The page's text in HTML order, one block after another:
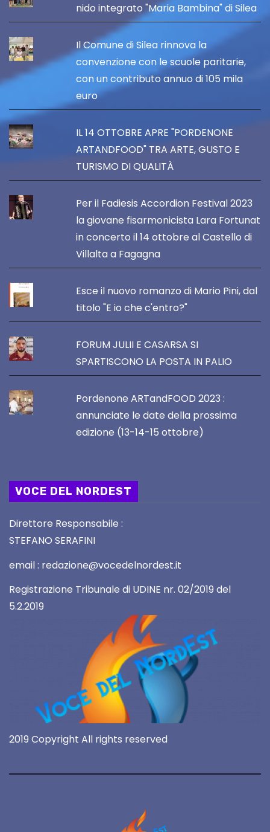
nido integrato "Maria Bambina" di Silea
Il Comune di Silea rinnova la
convenzione con le scuole paritarie,
con un contributo annuo di 105 mila
euro
IL 14 OTTOBRE APRE "PORDENONE
ARTANDFOOD" TRA ARTE, GUSTO E
TURISMO DI QUALITÀ
Per il Fadiesis Accordion Festival 2023
la giovane fisarmonicista Lara Fortunat
in concerto il 14 ottobre al Castello di
Villalta a Fagagna
Esce il nuovo romanzo di Mario Pini, dal
titolo "E io che c'entro?"
FORUM JULII E CASARSA SI
SPARTISCONO LA POSTA IN PALIO
Pordenone ARTandFOOD 2023 :
annunciate le date della prossima
edizione (13-14-15 ottobre)
VOCE DEL NORDEST
Direttore Responsabile :
STEFANO SERAFINI
email : redazione@vocedelnordest.it
Registrazione Tribunale di UDINE nr. 02/2019 del
5.2.2019
2019 Copyright All rights reserved